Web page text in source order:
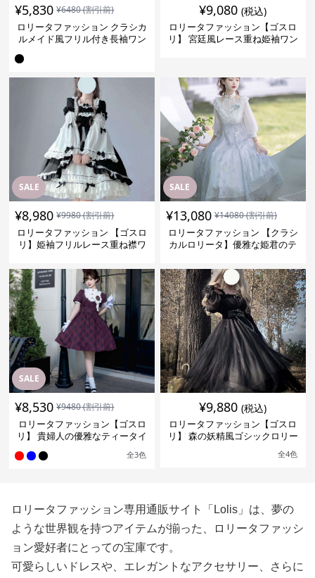
¥5,830 ¥6480(割引前)
ロリータファッション クラシカ
ルメイド風フリル付き長袖ワン
¥9,080 (税込)
ロリータファッション【ゴスロ
リ】 宮廷風レース重ね姫袖ワン
SALE
¥8,980 ¥9980(割引前)
ロリータファッション 【ゴスロ
リ】姫袖フリルレース重ね襟ワ
SALE
¥13,080 ¥14080(割引前)
ロリータファッション 【クラシ
カルロリータ】優雅な姫君のテ
SALE
¥8,530 ¥9480(割引前)
ロリータファッション【ゴスロ
リ】 貴婦人の優雅なティータイ
全3色
¥9,880 (税込)
ロリータファッション【ゴスロ
リ】 森の妖精風ゴシックロリー
全4色
ロリータファッション専用通販サイト「Lolis」は、夢の
ような世界観を持つアイテムが揃った、ロリータファッシ
ョン愛好者にとっての宝庫です。
可愛らしいドレスや、エレガントなアクセサリー、さらに